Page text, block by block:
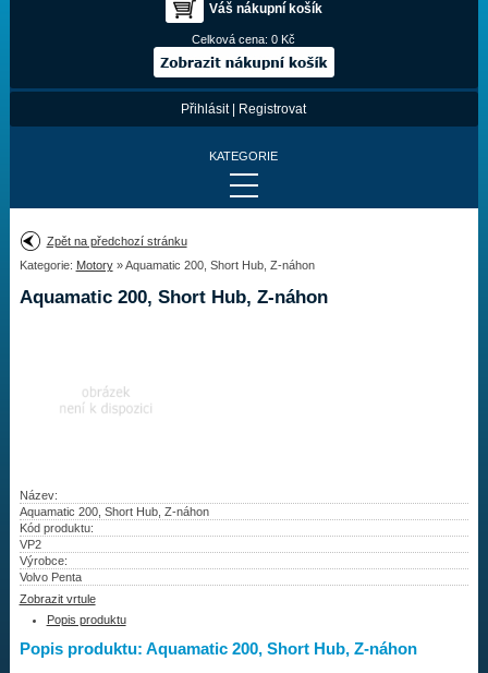
Váš nákupní košík
Celková cena:0 Kč
Přihlásit| Registrovat
KATEGORIE
Provedení:
Výrobce:
Najít vrtuli
Vrtule
Redukční pouzdra XHS
Kontakty
Aktuality
Zpět na předchozí stránku
Kategorie: Motory» Aquamatic 200, Short Hub, Z-náhon
Aquamatic 200, Short Hub, Z-náhon
Název:
Aquamatic 200, Short Hub, Z-náhon
Kód produktu:
VP2
Výrobce:
Volvo Penta
Zobrazit vrtule
Popis produktu
Popis produktu: Aquamatic 200, Short Hub, Z-náhon